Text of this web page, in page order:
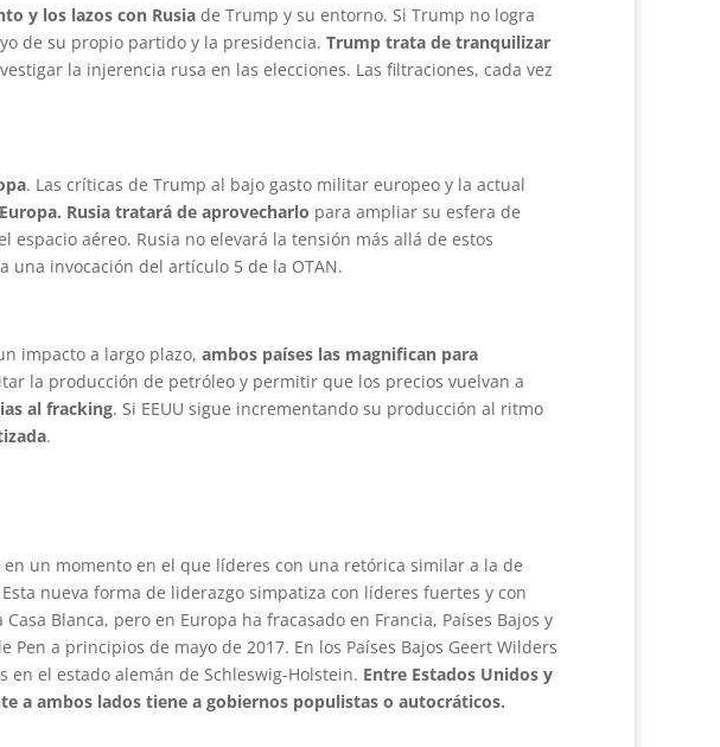
y los lazos con Rusia de Trump y su entorno. Si Trump no logra
de su propio partido y la presidencia. Trump trata de tranquilizar
la injerencia rusa en las elecciones. Las filtraciones, cada vez
. Las críticas de Trump al bajo gasto militar europeo y la actual
Rusia tratará de aprovecharlo para ampliar su esfera de
aéreo. Rusia no elevará la tensión más allá de estos
una invocación del artículo 5 de la OTAN.
impacto a largo plazo, ambos países las magnifican para
la producción de petróleo y permitir que los precios vuelvan a
al fracking. Si EEUU sigue incrementando su producción al ritmo
.
un momento en el que líderes con una retórica similar a la de
nueva forma de liderazgo simpatiza con líderes fuertes y con
Blanca, pero en Europa ha fracasado en Francia, Países Bajos y
a principios de mayo de 2017. En los Países Bajos Geert Wilders
el estado alemán de Schleswig-Holstein. Entre Estados Unidos y
a ambos lados tiene a gobiernos populistas o autocráticos.